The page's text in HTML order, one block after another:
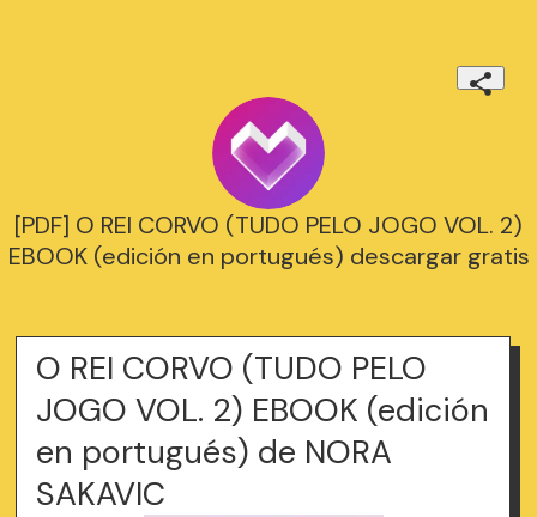
[PDF] O REI CORVO (TUDO PELO JOGO VOL. 2)
EBOOK (edición en portugués) descargar gratis
O REI CORVO (TUDO PELO
JOGO VOL. 2) EBOOK (edición
en portugués) de NORA
SAKAVIC